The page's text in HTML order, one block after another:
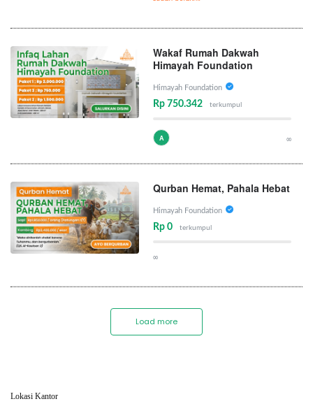
Wakaf Rumah Dakwah
Himayah Foundation
Himayah Foundation
Rp 750.342 terkumpul
A ∞
Qurban Hemat, Pahala Hebat
Himayah Foundation
Rp 0 terkumpul
∞
Load more
Lokasi Kantor